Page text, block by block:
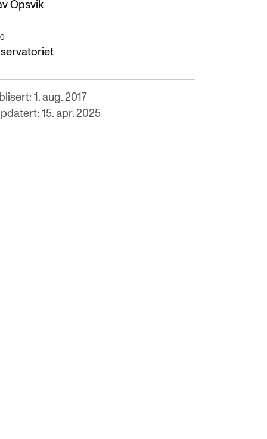
Opsvik
1. aug. 2017
15. apr. 2025